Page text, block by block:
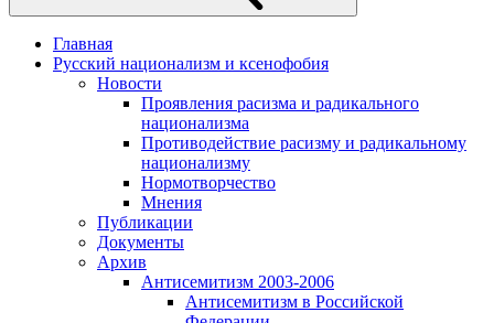
Главная
Русский национализм и ксенофобия
Новости
Проявления расизма и радикального
национализма
Противодействие расизму и радикальному
национализму
Нормотворчество
Мнения
Публикации
Документы
Архив
Антисемитизм 2003-2006
Антисемитизм в Российской